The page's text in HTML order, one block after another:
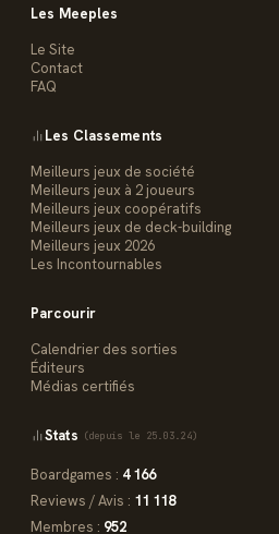
Les Meeples
Le Site
Contact
FAQ
Les Classements
Meilleurs jeux de société
Meilleurs jeux à 2 joueurs
Meilleurs jeux coopératifs
Meilleurs jeux de deck-building
Meilleurs jeux 2026
Les Incontournables
Parcourir
Calendrier des sorties
Éditeurs
Médias certifiés
Stats (depuis le 25.03.24)
Boardgames : 4 166
Reviews / Avis : 11 118
Membres : 952